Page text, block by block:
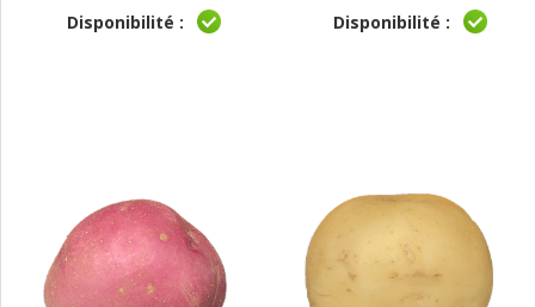
Disponibilité :
Disponibilité :